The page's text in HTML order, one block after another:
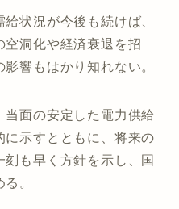
状況が今後も続けば、
空洞化や経済衰退を招
響もはかり知れない。
面の安定した電力供給
示すとともに、将来の
も早く方針を示し、国
。